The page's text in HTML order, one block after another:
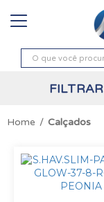
Calçados
FILTRAR